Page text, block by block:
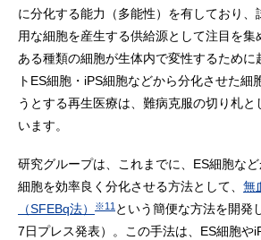
に分化する能力（多能性）を有しており
用な細胞を産生する供給源として注目を集
ある種類の細胞が生体内で変性するために
トES細胞・iPS細胞などから分化させた細
うとする再生医療は、難病克服の切り札と
います。
研究グループは、これまでに、ES細胞な
細胞を効率良く分化させる方法として、 無
（SFEBq法）
※11 という簡便な方法を開発
7日プレス発表）。この手法は、ES細胞や